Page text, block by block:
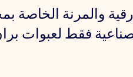
والمرنة الخاصة